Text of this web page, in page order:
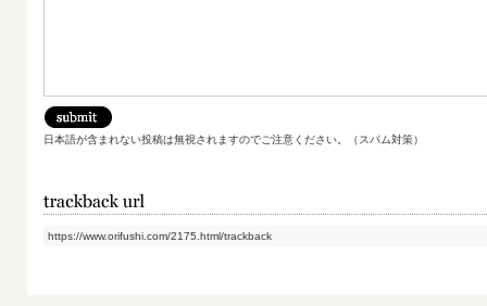
日本語が含まれない投稿は無視されますのでご注意ください。（スパム対策）
https://www.orifushi.com/2175.html/trackback